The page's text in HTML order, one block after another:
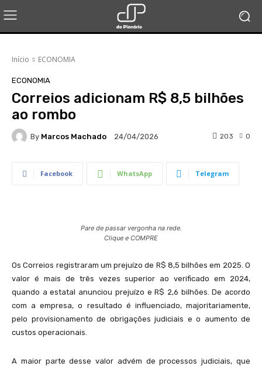
Início ECONOMIA
ECONOMIA
Correios adicionam R$ 8,5 bilhões
ao rombo
By Marcos Machado 24/04/2026 0
203
Facebook WhatsApp Telegram
Pare de passar vergonha na rede.
Clique e COMPRE
Os Correios registraram um prejuízo de R$ 8,5 bilhões em 2025. O
valor é mais de três vezes superior ao verificado em 2024,
quando a estatal anunciou prejuízo e R$ 2,6 bilhões. De acordo
com a empresa, o resultado é influenciado, majoritariamente,
pelo provisionamento de obrigações judiciais e o aumento de
custos operacionais.
A maior parte desse valor advém de processos judiciais, que